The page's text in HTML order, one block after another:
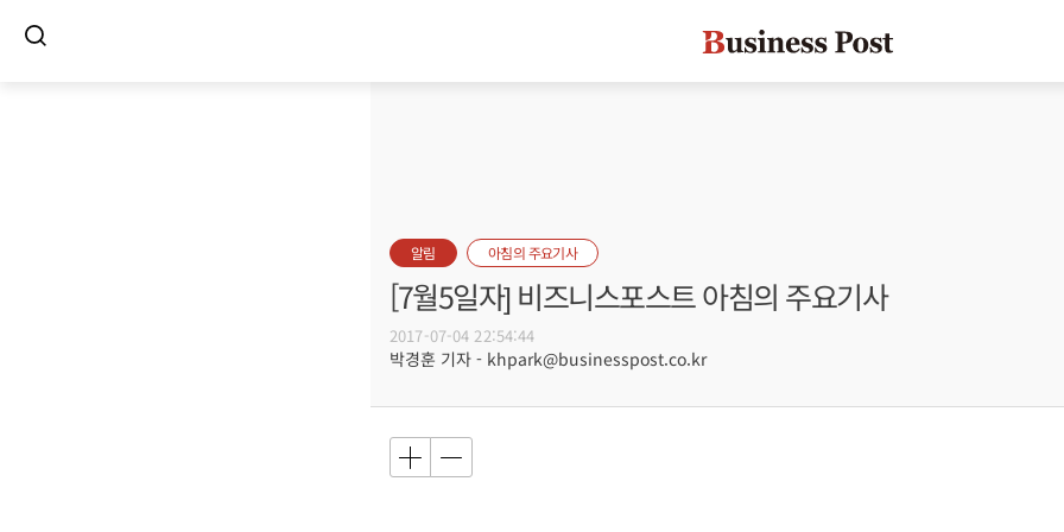
알림 아침의 주요기사
[7월5일자] 비즈니스포스트 아침의 주요기사
2017-07-04 22:54:44
박경훈 기자 - khpark@businesspost.co.kr